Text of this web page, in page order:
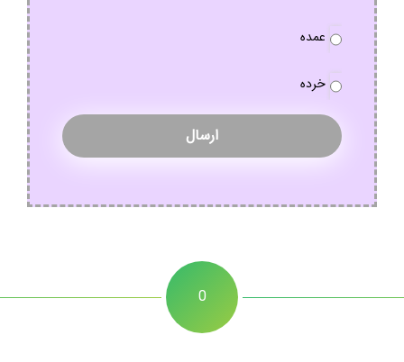
نوع
عمده
خرده
0